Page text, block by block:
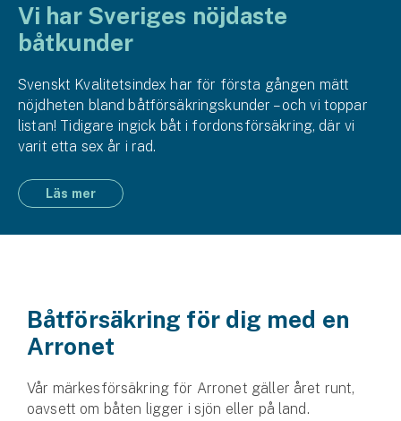
Vi har Sveriges nöjdaste
båtkunder
Svenskt Kvalitetsindex har för första gången mätt
nöjdheten bland båt­försäkrings­kunder – och vi toppar
listan! Tidigare ingick båt i fordons­försäkring, där vi
varit etta sex år i rad.
Läs mer
Båtförsäkring för dig med en
Arronet
Vår märkesförsäkring för Arronet gäller året runt,
oavsett om båten ligger i sjön eller på land.